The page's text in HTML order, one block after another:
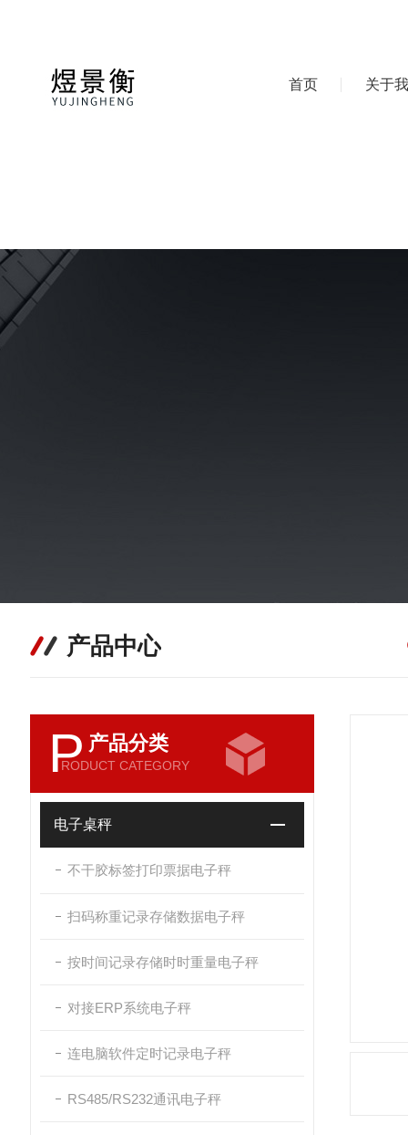
首页 关于
产品中心
P 产品分类
RODUCT CATEGORY
电子桌秤
不干胶标签打印票据电子秤
扫码称重记录存储数据电子秤
按时间记录存储时时重量电子秤
对接ERP系统电子秤
连电脑软件定时记录电子秤
RS485/RS232通讯电子秤